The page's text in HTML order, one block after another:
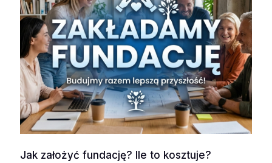
Jak założyć fundację? Ile to kosztuje?